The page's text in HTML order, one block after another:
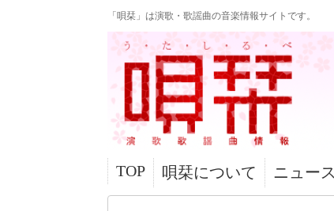
「唄栞」は演歌・歌謡曲の音楽情報サイトです。
TOP 唄栞について ニュース